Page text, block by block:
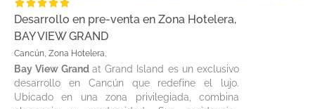
Desarrollo en pre-venta en Zona Hotelera,
BAY VIEW GRAND
Cancún, Zona Hotelera,
Bay View Grand at Grand Island es un exclusivo
desarrollo en Cancún que redefine el lujo.
Ubicado en una zona privilegiada, combina